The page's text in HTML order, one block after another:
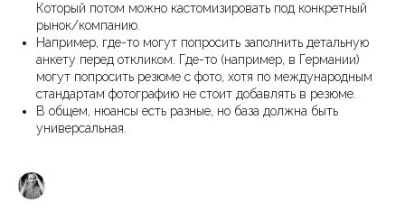
Который потом можно кастомизировать под конкретный
рынок/компанию.
Например, где-то могут попросить заполнить детальную
анкету перед откликом. Где-то (например, в Германии)
могут попросить резюме с фото, хотя по международным
стандартам фотографию не стоит добавлять в резюме.
В общем, нюансы есть разные, но база должна быть
универсальная.